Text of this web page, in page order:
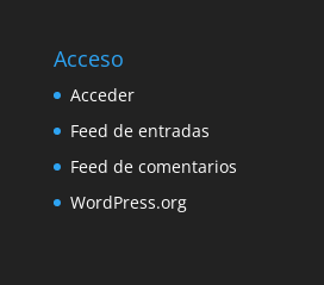
Acceso
Acceder
Feed de entradas
Feed de comentarios
WordPress.org